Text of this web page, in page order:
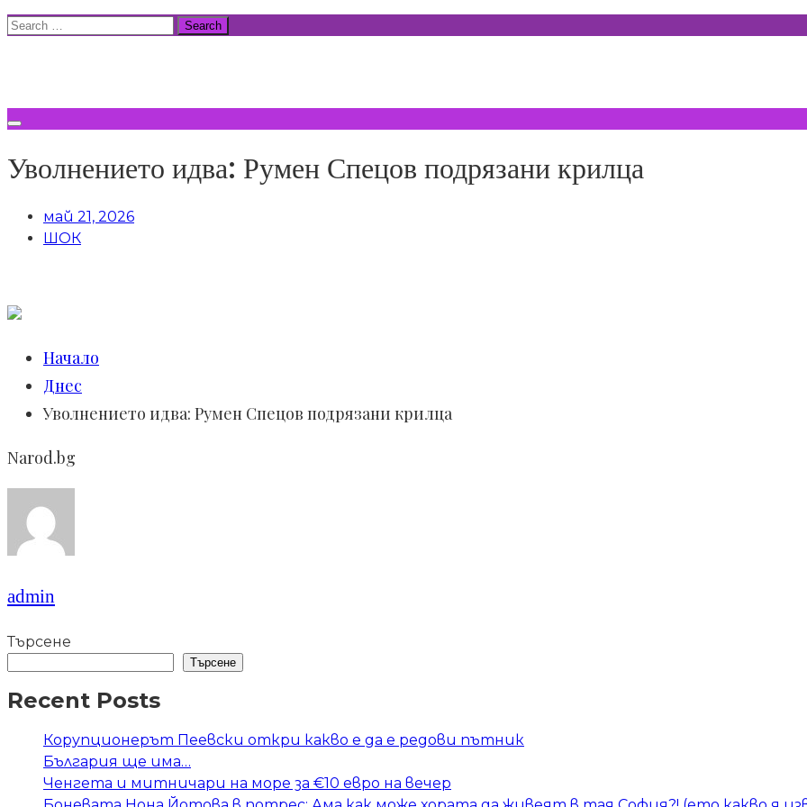
Skip
Search
Уволнението идва: Румен Спецов подрязани крилца
май 21, 2026
ШОК
Начало
Днес
Уволнението идва: Румен Спецов подрязани крилца
Narod.bg
admin
Търсене
Търсене
Recent Posts
Корупционерът Пеевски откри какво е да е редови пътник
България ще има…
Ченгета и митничари на море за €10 евро на вечер